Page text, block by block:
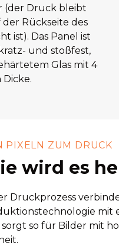
(der Druck bleibt
Rückseite des
ist). Das Panel ist
und stoßfest,
Glas mit 4
Dicke.
PIXELN ZUM DRUCK
wird es
Druckprozess
mit
so für Bilder mit